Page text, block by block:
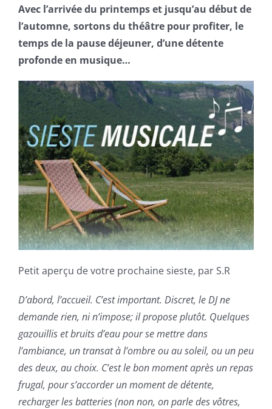
Avec l’arrivée du printemps et jusqu’au début de
l’automne, sortons du théâtre pour profiter, le
temps de la pause déjeuner, d’une détente
profonde en musique…
Petit aperçu de votre prochaine sieste, par S.R
D’abord, l’accueil. C’est important. Discret, le DJ ne
demande rien, ni n’impose; il propose plutôt. Quelques
gazouillis et bruits d’eau pour se mettre dans
l’ambiance, un transat à l’ombre ou au soleil, ou un peu
des deux, au choix. C’est le bon moment après un repas
frugal, pour s’accorder un moment de détente,
recharger les batteries (non non, on parle des vôtres,